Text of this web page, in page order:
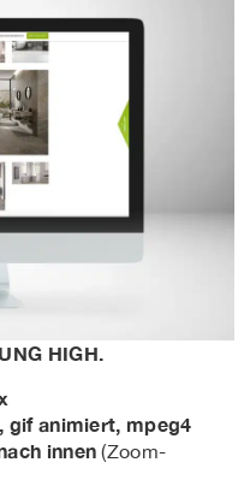
HIGH.
gif animiert, mpeg4
innen(Zoom-